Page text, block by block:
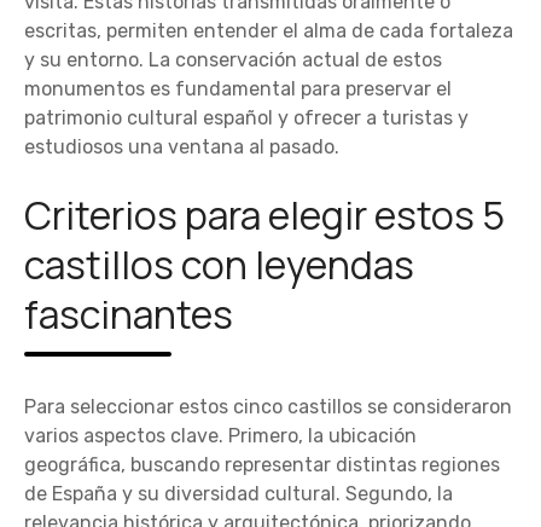
escritas, permiten entender el alma de cada fortaleza
y su entorno. La conservación actual de estos
monumentos es fundamental para preservar el
patrimonio cultural español y ofrecer a turistas y
estudiosos una ventana al pasado.
Criterios para elegir estos 5
castillos con leyendas
fascinantes
Para seleccionar estos cinco castillos se consideraron
varios aspectos clave. Primero, la ubicación
geográfica, buscando representar distintas regiones
de España y su diversidad cultural. Segundo, la
relevancia histórica y arquitectónica, priorizando